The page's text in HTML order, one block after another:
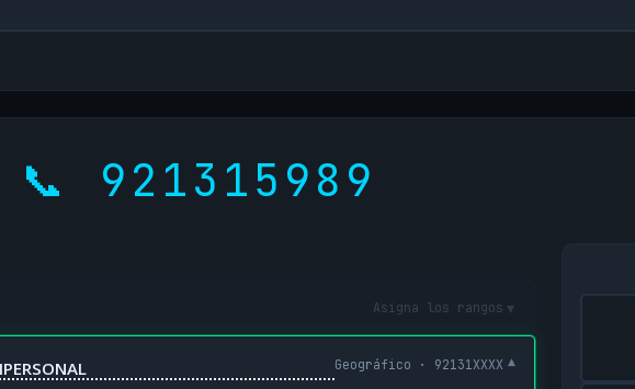
📞 921315989
Asigna los rangos ▾
Geográfico · 92131XXXX ▾